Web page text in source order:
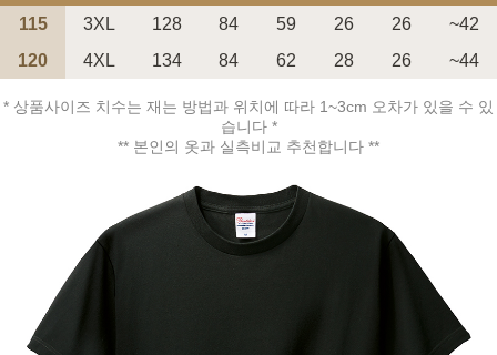
페이코 ID로 페
PAYCO 바로구매
115 3XL 128 84 59 26 26
~42
120
4XL 134 84 62 28 26 ~44
* 상품사이즈 치수는 재는 방법과 위치에 따라 1~3cm 오차가 있을 수 있
습니다 *
** 본인의 옷과 실측비교 추천합니다 **